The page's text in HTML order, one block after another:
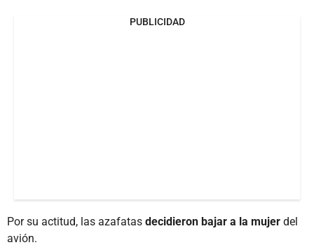
PUBLICIDAD
Por su actitud, las azafatas decidieron bajar a la mujer del
avión.